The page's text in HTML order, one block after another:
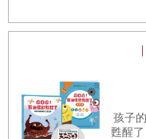
因為駐村，我才有機
正濱港
充足的時間在正濱漁
孩子
甦醒